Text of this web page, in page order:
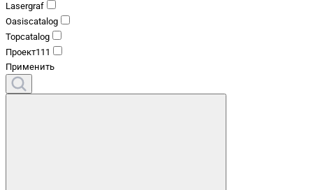
Lasergraf
Oasiscatalog
Topcatalog
Проект111
Применить